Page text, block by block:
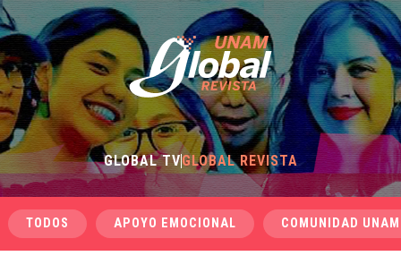
GLOBAL TVGLOBAL REVISTA
TODOS APOYO EMOCIONAL COMUNIDAD UNAM